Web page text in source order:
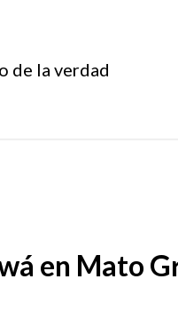
de la verdad
en Mato